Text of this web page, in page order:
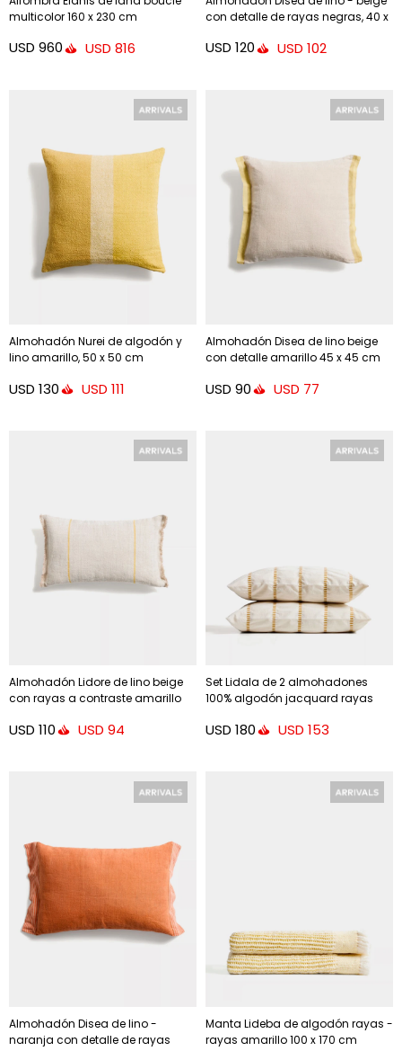
multicolor 160 x 230 cm
USD 960 USD 816
con detalle de rayas negras, 40 x
USD 120 USD 102
Almohadón Nurei de algodón y
lino amarillo, 50 x 50 cm
USD 130 USD 111
Almohadón Disea de lino beige
con detalle amarillo 45 x 45 cm
USD 90 USD 77
Almohadón Lidore de lino beige
con rayas a contraste amarillo
USD 110 USD 94
Set Lidala de 2 almohadones
100% algodón jacquard rayas
USD 180 USD 153
Almohadón Disea de lino -
naranja con detalle de rayas
Manta Lideba de algodón rayas -
rayas amarillo 100 x 170 cm